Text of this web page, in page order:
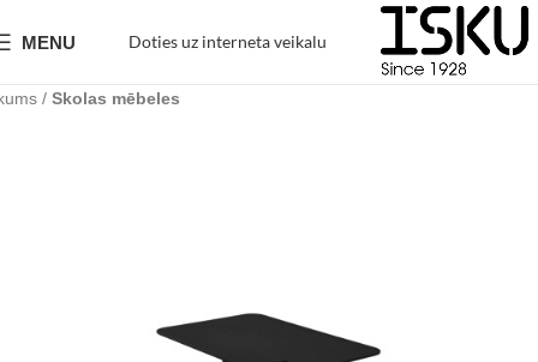
MENU Doties uz interneta veikalu
Skolas mēbeles